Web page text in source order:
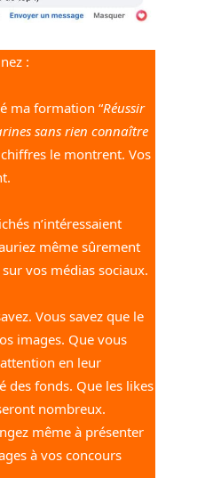
:
ma formation “Réussir
sans rien connaître
chiffres le montrent. Vos
n’intéressaient
même sûrement
vos médias sociaux.
Vous savez que le
images. Que vous
en leur
des fonds. Que les likes
nombreux.
même à présenter
à vos concours